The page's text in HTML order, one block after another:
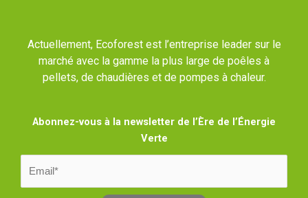
Actuellement, Ecoforest est l’entreprise leader sur le
marché avec la gamme la plus large de poêles à
pellets, de chaudières et de pompes à chaleur.
Abonnez-vous à la newsletter de l’Ère de l’Énergie
Verte